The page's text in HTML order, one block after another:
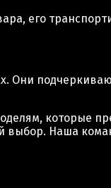
его
Они
которые
Наша